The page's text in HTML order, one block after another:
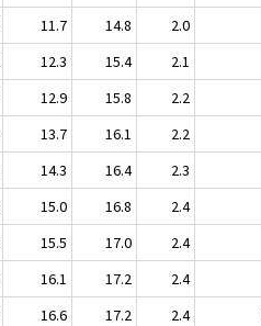
11.7 14.8 2.0
12.3 15.4 2.1
12.9 15.8 2.2
13.7 16.1 2.2
14.3 16.4 2.3
15.0 16.8 2.4
15.5 17.0 2.4
16.1 17.2 2.4
16.6 17.2 2.4